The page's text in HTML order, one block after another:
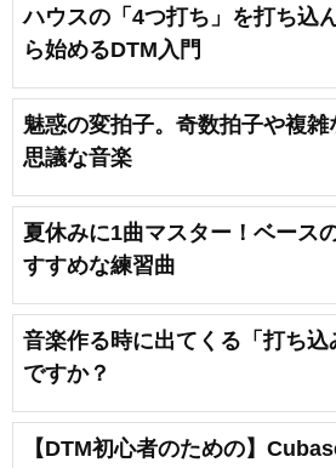
ハウスの「4つ打ち」を打ち込
ら始めるDTM入門
魅惑の変拍子。奇数拍子や複
思議な音楽
夏休みに1曲マスター！ベース
すすめな練習曲
音楽作る時に出てくる「打ち込
ですか？
【DTM初心者のための】